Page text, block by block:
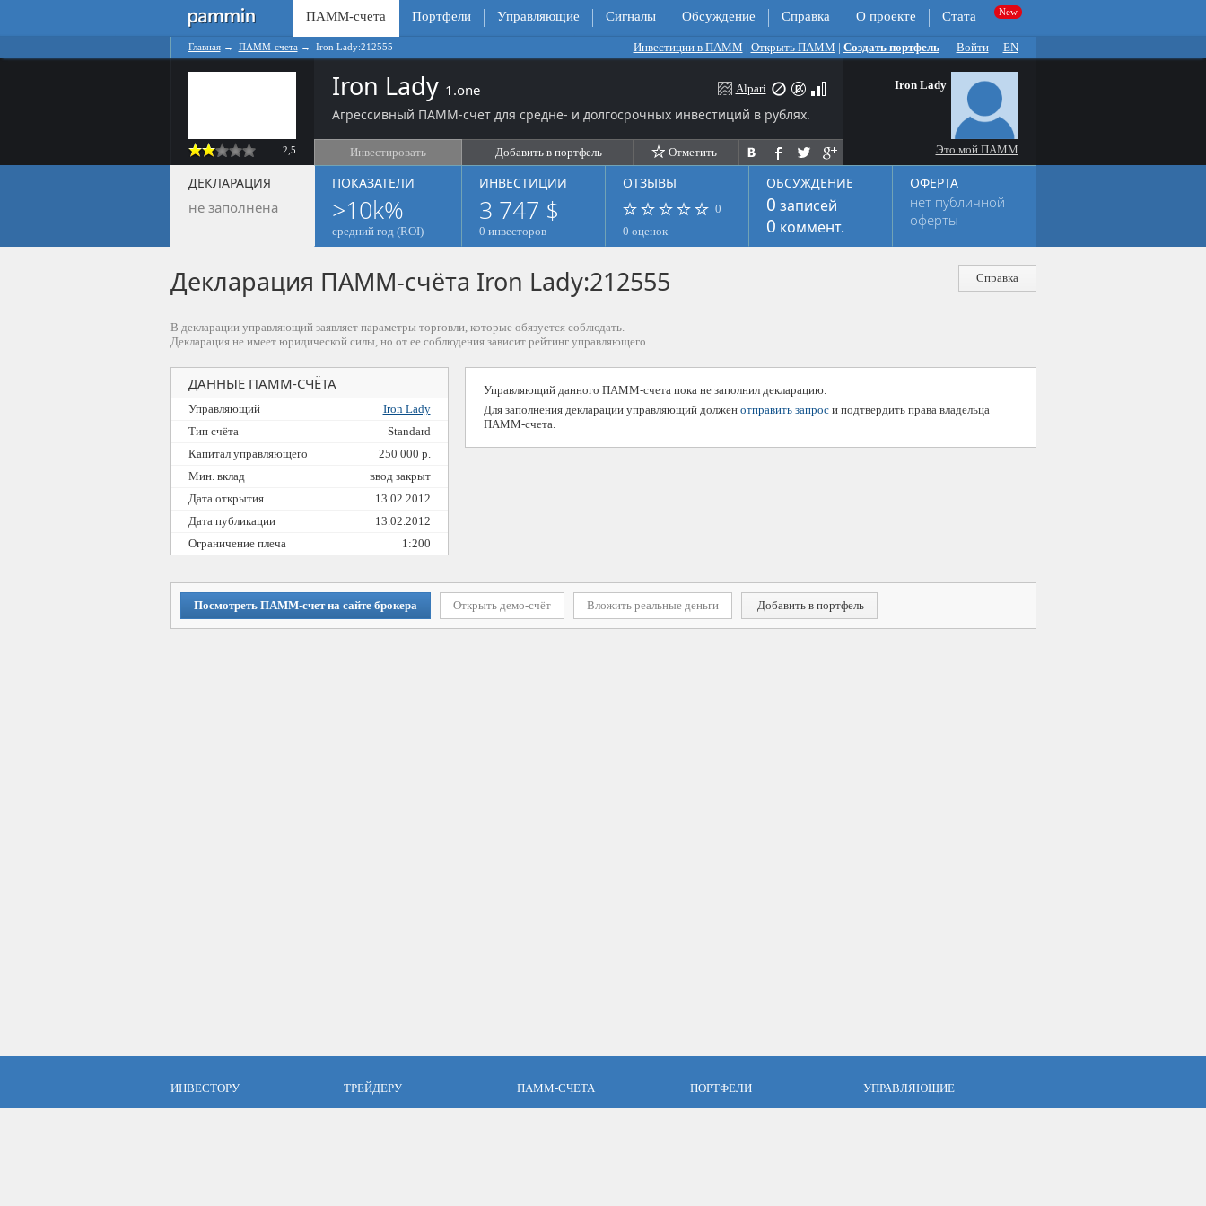
ПАММ-счета Портфели Управляющие Сигналы Обсуждение Справка О проекте Стата
Главная→ ПАММ-счета → Iron Lady:212555 Инвестиции в ПАММ | Открыть ПАММ | Создать портфель Войти EN
2,5
Iron Lady 1.one
Агрессивный ПАММ-счет для средне- и долгосрочных инвестиций в рублях.
Alpari
Инвестировать Добавить в портфель Отметить
Iron Lady
Это мой ПАММ
ДЕКЛАРАЦИЯ
не заполнена
ПОКАЗАТЕЛИ
>10k%
средний год (ROI)
ИНВЕСТИЦИИ
3 747 $
0 инвесторов
ОТЗЫВЫ
0
0 оценок
ОБСУЖДЕНИЕ
0 записей
0 коммент.
ОФЕРТА
нет публичной
оферты
Справка
Декларация ПАММ-счёта Iron Lady:212555
В декларации управляющий заявляет параметры торговли, которые обязуется соблюдать.
Декларация не имеет юридической силы, но от ее соблюдения зависит рейтинг управляющего
ДАННЫЕ ПАММ-СЧЁТА
Управляющий
Iron Lady
Тип счёта
Standard
Капитал управляющего
250 000 р.
Мин. вклад
ввод закрыт
Дата открытия
13.02.2012
Дата публикации
13.02.2012
Ограничение плеча
1:200
Управляющий данного ПАММ-счета пока не заполнил декларацию.
Для заполнения декларации управляющий должен отправить запроси подтвердить права владельца
ПАММ-счета.
Посмотреть ПАММ-счет на сайте брокера Открыть демо-счёт Вложить реальные деньги Добавить в портфель
ИНВЕСТОРУ
ТРЕЙДЕРУ
ПАММ-СЧЕТА
ПОРТФЕЛИ
УПРАВЛЯЮЩИЕ